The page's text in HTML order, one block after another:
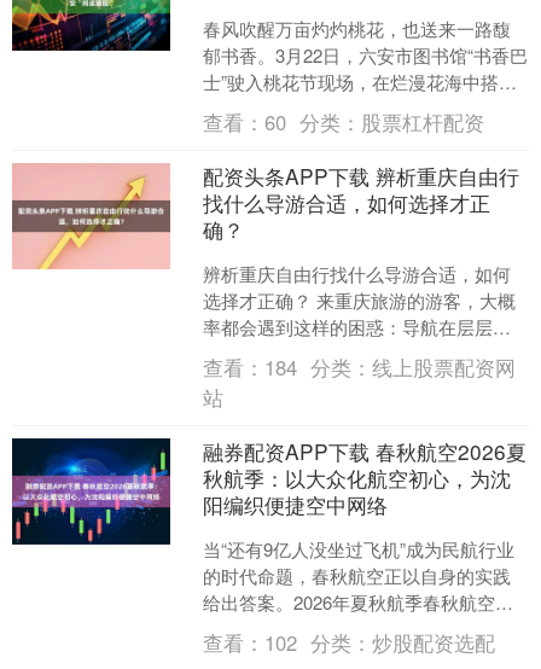
春风吹醒万亩灼灼桃花，也送来一路馥
郁书香。3月22日，六安市图书馆“书香巴
士”驶入桃花节现场，在烂漫花海中搭建
起一方静谧温馨的移动阅读驿站，成为
一道独特的文化风....
查看：60 分类： 股票杠杆配资
配资头条APP下载 辨析重庆自由行
找什么导游合适，如何选择才正
确？
辨析重庆自由行找什么导游合适，如何
选择才正确？ 来重庆旅游的游客，大概
率都会遇到这样的困惑：导航在层层立
交里失灵，洪崖洞入口绕三圈找不到，
热门景点排队两小时拍照....
查看： 184 分类：线上股票配资网
站
融券配资APP下载 春秋航空2026夏
秋航季：以大众化航空初心，为沈
阳编织便捷空中网络
当“还有9亿人没坐过飞机”成为民航行业
的时代命题，春秋航空正以自身的实践
给出答案。2026年夏秋航季春秋航空在
沈阳开通50+航线、周航班量达140班
次、新增5大....
查看： 102 分类：炒股配资选配